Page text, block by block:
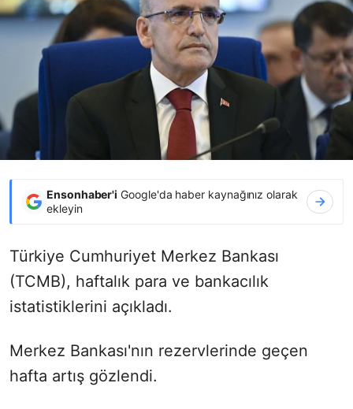
Ensonhaber'i Google'da haber kaynağınız olarak
ekleyin
Türkiye Cumhuriyet Merkez Bankası
(TCMB), haftalık para ve bankacılık
istatistiklerini açıkladı.
Merkez Bankası'nın rezervlerinde geçen
hafta artış gözlendi.